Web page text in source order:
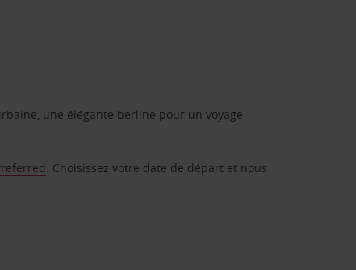
une élégante berline pour un voyage
. Choisissez votre date de départ et nous